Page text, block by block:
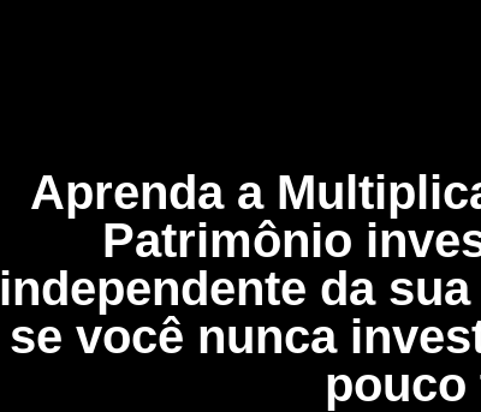
Aprenda a
Patrimônio
independente da
se você nunca
pouco